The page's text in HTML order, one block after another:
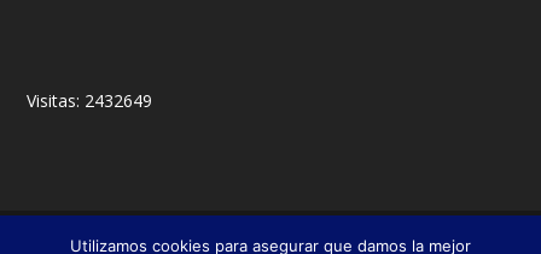
Visitas: 2432649
© 2018,Francisco Javier Fernández Chento & Mitxel
Utilizamos cookies para asegurar que damos la mejor